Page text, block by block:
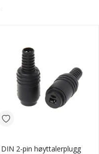
DIN 2-pin høyttalerplugg